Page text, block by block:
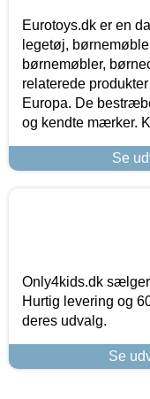
Eurotoys.dk er en
legetøj,
børnemøbler,
relaterede
Europa. De
og kendte mærker.
Se
Only4kids.dk
Hurtig levering og
deres udvalg.
Se